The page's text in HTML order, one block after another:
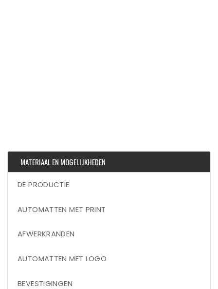
MATERIAAL EN MOGELIJKHEDEN
DE PRODUCTIE
AUTOMATTEN MET PRINT
AFWERKRANDEN
AUTOMATTEN MET LOGO
BEVESTIGINGEN